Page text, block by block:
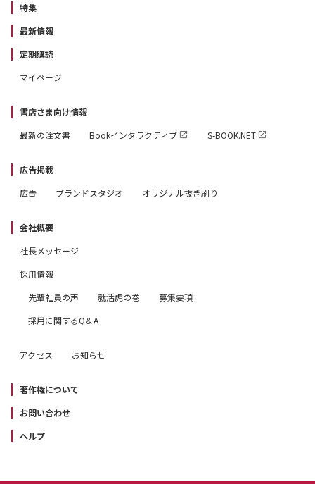
特集
最新情報
定期購読
マイページ
書店さま向け情報
最新の注文書
Bookインタラクティブ S-BOOK.NET
広告掲載
広告
ブランドスタジオ オリジナル抜き刷り
会社概要
社長メッセージ
採用情報
先輩社員の声
就活虎の巻
募集要項
採用に関するQ＆A
アクセス お知らせ
著作権について
お問い合わせ
ヘルプ